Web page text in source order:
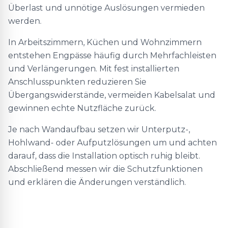
Überlast und unnötige Auslösungen vermieden
werden.
In Arbeitszimmern, Küchen und Wohnzimmern
entstehen Engpässe häufig durch Mehrfachleisten
und Verlängerungen. Mit fest installierten
Anschlusspunkten reduzieren Sie
Übergangswiderstände, vermeiden Kabelsalat und
gewinnen echte Nutzfläche zurück.
Je nach Wandaufbau setzen wir Unterputz-,
Hohlwand- oder Aufputzlösungen um und achten
darauf, dass die Installation optisch ruhig bleibt.
Abschließend messen wir die Schutzfunktionen
und erklären die Änderungen verständlich.